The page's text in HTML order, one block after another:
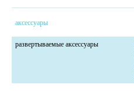
аксессуары
развертываемые аксессуары